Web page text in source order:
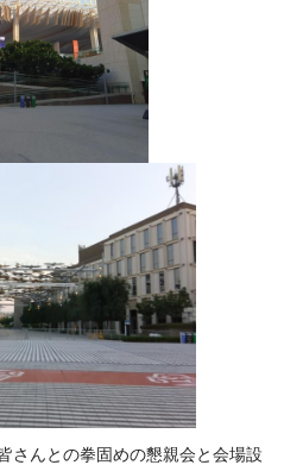
さんとの拳固めの懇親会と会場設